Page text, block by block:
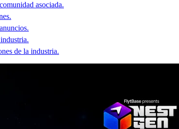
asociada.
de la industria.